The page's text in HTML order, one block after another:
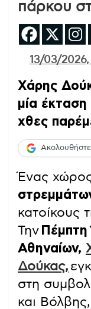
πάρκου
13/03/2026,
Χάρης
μία
χθες
Ένας
κατοίκους
Την Πέμπτη
Αθηναίων,
Δούκας,
στη
και